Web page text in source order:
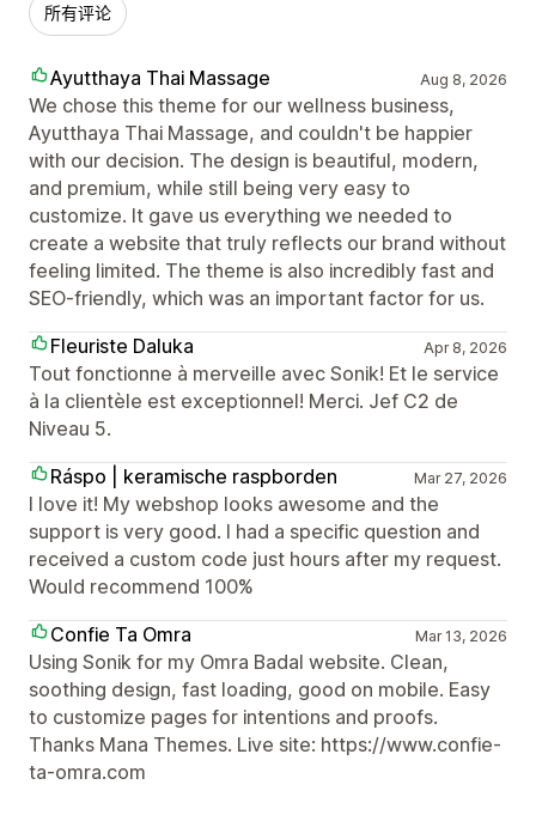
所有评论
Ayutthaya Thai Massage Aug 8, 2026
We chose this theme for our wellness business,
Ayutthaya Thai Massage, and couldn't be happier
with our decision. The design is beautiful, modern,
and premium, while still being very easy to
customize. It gave us everything we needed to
create a website that truly reflects our brand without
feeling limited. The theme is also incredibly fast and
SEO-friendly, which was an important factor for us.
Fleuriste Daluka
Apr 8, 2026
Tout fonctionne à merveille avec Sonik! Et le service
à la clientèle est exceptionnel! Merci. Jef C2 de
Niveau 5.
Ráspo | keramische raspborden
Mar 27, 2026
I love it! My webshop looks awesome and the
support is very good. I had a specific question and
received a custom code just hours after my request.
Would recommend 100%
Confie Ta Omra
Mar 13, 2026
Using Sonik for my Omra Badal website. Clean,
soothing design, fast loading, good on mobile. Easy
to customize pages for intentions and proofs.
Thanks Mana Themes. Live site: https://www.confie-
ta-omra.com